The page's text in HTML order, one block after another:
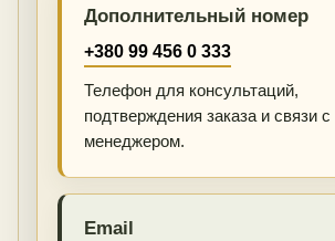
Дополнительный номер
+380 99 456 0 333
Телефон для консультаций,
подтверждения заказа и связи с
менеджером.
Email